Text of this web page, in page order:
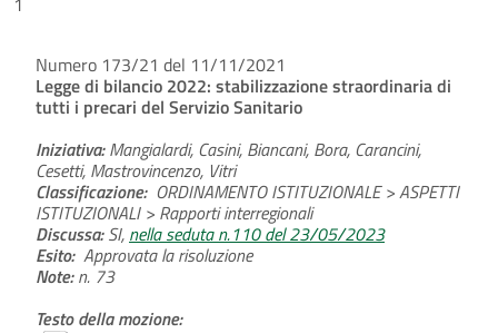
Numero 173/21 del 11/11/2021
Legge di bilancio 2022: stabilizzazione straordinaria di
tutti i precari del Servizio Sanitario
Iniziativa:Mangialardi, Casini, Biancani, Bora, Carancini,
Cesetti, Mastrovincenzo, Vitri
Classificazione: ORDINAMENTO ISTITUZIONALE > ASPETTI
ISTITUZIONALI > Rapporti interregionali
Discussa:SI, nella seduta n.110 del 23/05/2023
Esito: Approvata la risoluzione
Note:n. 73
Testo della mozione: